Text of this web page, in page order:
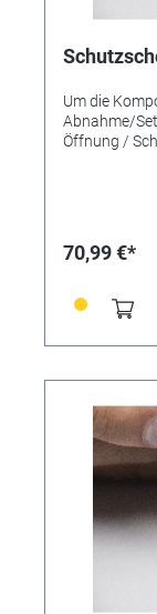
Um die
Abnahme/
Öffnung /
70,99 €*